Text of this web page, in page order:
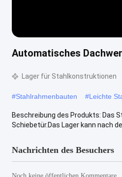
Automatisches
Lager für Stahlkonstruktionen
#Stahlrahmenbauten #Leichte
Beschreibung des Produkts: Das
Schiebetür.Das Lager kann nach
Nachrichten des Besuchers
Noch keine öffentlichen Kommentare